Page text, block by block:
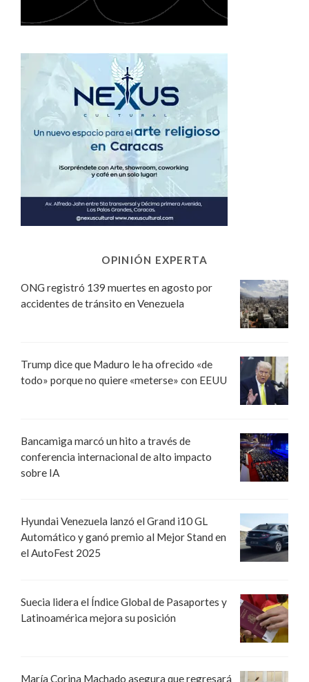
OPINIÓN EXPERTA
ONG registró 139 muertes en agosto por
accidentes de tránsito en Venezuela
Trump dice que Maduro le ha ofrecido «de
todo» porque no quiere «meterse» con EEUU
Bancamiga marcó un hito a través de
conferencia internacional de alto impacto
sobre IA
Hyundai Venezuela lanzó el Grand i10 GL
Automático y ganó premio al Mejor Stand en
el AutoFest 2025
Suecia lidera el Índice Global de Pasaportes y
Latinoamérica mejora su posición
María Corina Machado asegura que regresará